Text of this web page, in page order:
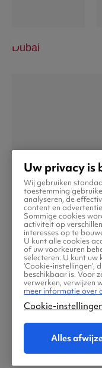
Dubai
Caïro
Uw privacy is
Wij gebruiken
toestemming
analyseren, de
content en
Sommige cookies
activiteit op
interesses op te
U kunt alle cookies
of uw voorkeuren
selecteren. U kunt uw
‘Cookie-
beschikbaar is. Voor
verwerken, verwijzen
meer informatie over
Cookie-
Alles